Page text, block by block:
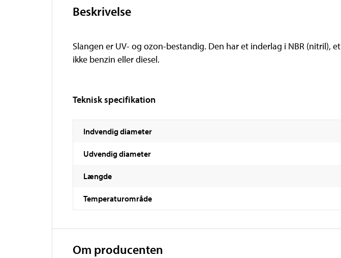
Beskrivelse
Slangen er UV- og ozon-bestandig. Den har et inderlag i NBR (nitril),
ikke benzin eller diesel.
Teknisk specifikation
Indvendig diameter
Udvendig diameter
Længde
Temperaturområde
Om producenten